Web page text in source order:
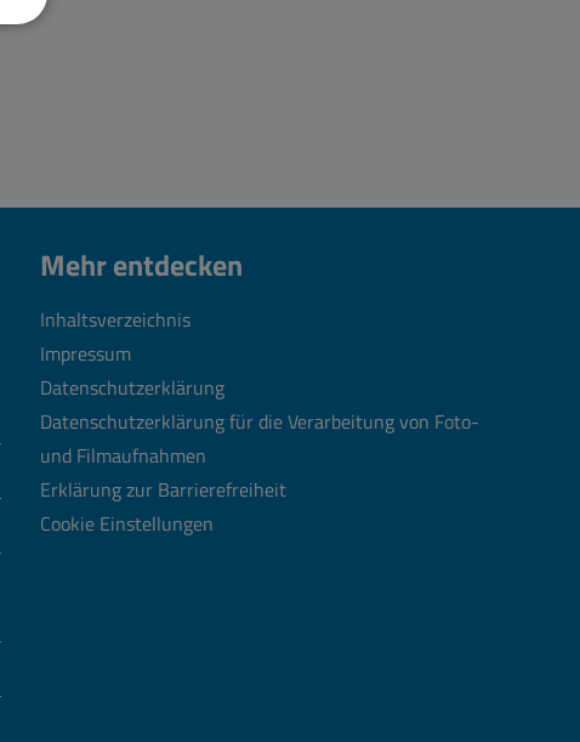
Mehr entdecken
Inhaltsverzeichnis
Impressum
Datenschutzerklärung
Datenschutzerklärung für die Verarbeitung von Foto-
und Filmaufnahmen
Erklärung zur Barrierefreiheit
Cookie Einstellungen